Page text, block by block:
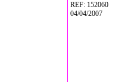
REF: 152060
04/04/2007